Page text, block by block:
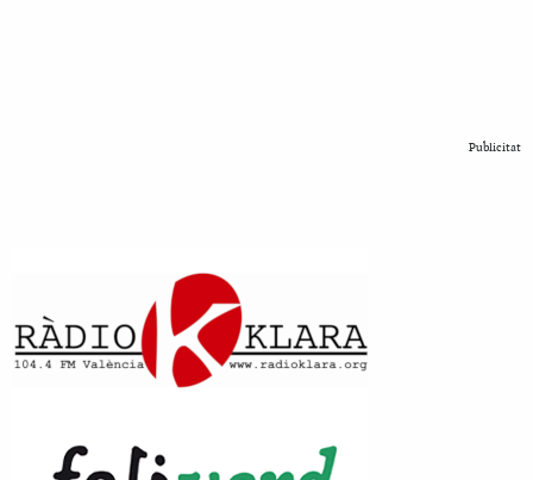
Publicitat